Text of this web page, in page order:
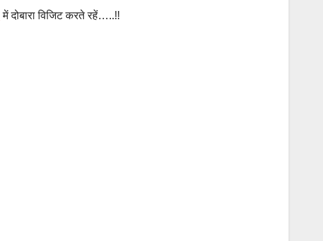
में दोबारा विजिट करते रहें…..!!